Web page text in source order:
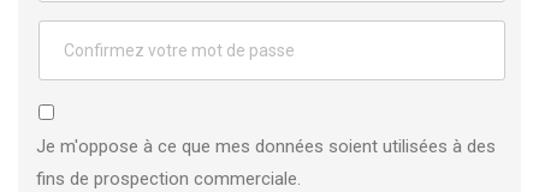
Je m'oppose à ce que mes données soient utilisées à des
fins de prospection commerciale.